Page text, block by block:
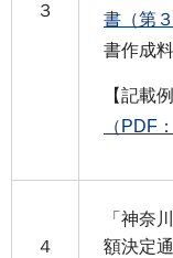
３
書（第
書作成
【記載例
（PDF
４
「神奈
額決定